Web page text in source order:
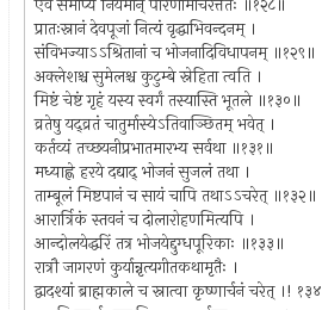
प्रातःस्नानं देवपूजां नित्यं वृद्धाभिवन्दनम् ।
संविभज्याऽऽश्रितानां च भोजनादिविधापनम् ॥१२९॥
अक्लेशश्च सुमेलश्च कुटुम्बे स्नेहिता त्वति ।
मिष्टं चेष्टं गृहं यस्य स्वर्गं तस्यास्ति भूतले ॥१३०॥
व्रतेषु यद्व्रतं चातुर्मास्येऽतिवाञ्छितम् भवेत् ।
कर्तव्यं तच्छयनीप्रभातमारभ्य सर्वथा ॥१३१॥
मध्याह्णे हरये दद्याद् भोजनं सुजलं तथा ।
ताम्बूलं मिष्टपानं च सायं चापि तथाऽऽचरेत् ॥१३२॥
आरार्त्रिकं स्तवनं च दोलारोहणमित्यपि ।
आन्दोलयेद्धरिं तत्र भोजयेद्दुग्धपूरिकाः ॥१३३॥
रात्रौ जागरणं कुर्यान्नृत्यगीतकथामृतैः ।
द्वादश्यां ब्राह्मकाले च स्नात्वा कृष्णार्चनं चरेत् ।! १३४